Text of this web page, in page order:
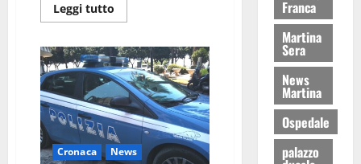
Leggi tutto
Cronaca News
Franca
Martina
Sera
News
Martina
Ospedale
palazzo